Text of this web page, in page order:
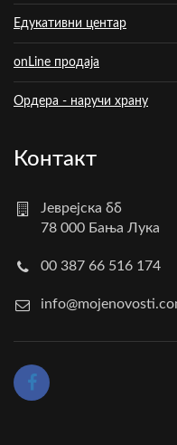
Едукативни центар
onLine продаја
Ордера - наручи храну
Контакт
Јеврејска бб
78 000 Бања Лука
00 387 66 516 174